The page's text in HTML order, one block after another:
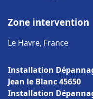
Zone intervention
Le Havre, France
Installation
Jean le Blanc 45650
Installation